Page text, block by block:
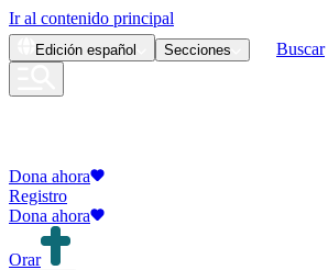
Ir al contenido principal
Edición español Secciones Buscar
Dona ahora
Registro
Dona ahora
Orar